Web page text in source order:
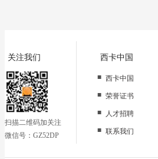
关注我们
扫描二维码加关注
微信号：GZ52DP
西卡中国
■ 西卡中国
■ 荣誉证书
■
人才招聘
■ 联系我们